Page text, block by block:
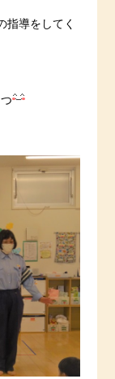
指導をしてく